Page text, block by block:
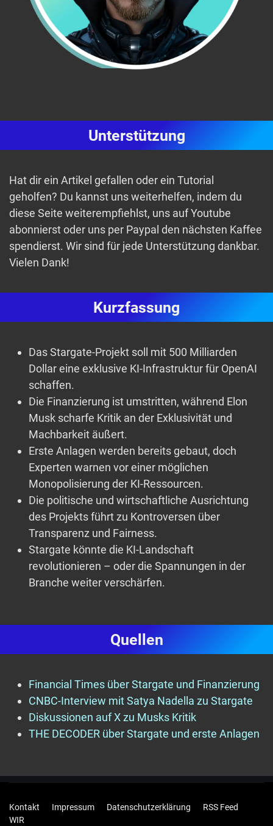
Unterstützung
Hat dir ein Artikel gefallen oder ein Tutorial
geholfen? Du kannst uns weiterhelfen, indem du
diese Seite weiterempfiehlst, uns auf Youtube
abonnierst oder uns per Paypal den nächsten Kaffee
spendierst. Wir sind für jede Unterstützung dankbar.
Vielen Dank!
Kurzfassung
Das Stargate-Projekt soll mit 500 Milliarden
Dollar eine exklusive KI-Infrastruktur für OpenAI
schaffen.
Die Finanzierung ist umstritten, während Elon
Musk scharfe Kritik an der Exklusivität und
Machbarkeit äußert.
Erste Anlagen werden bereits gebaut, doch
Experten warnen vor einer möglichen
Monopolisierung der KI-Ressourcen.
Die politische und wirtschaftliche Ausrichtung
des Projekts führt zu Kontroversen über
Transparenz und Fairness.
Stargate könnte die KI-Landschaft
revolutionieren – oder die Spannungen in der
Branche weiter verschärfen.
Quellen
Financial Times über Stargate und Finanzierung
CNBC-Interview mit Satya Nadella zu Stargate
Diskussionen auf X zu Musks Kritik
THE DECODER über Stargate und erste Anlagen
Kontakt Impressum Datenschutzerklärung
RSS Feed
WIR